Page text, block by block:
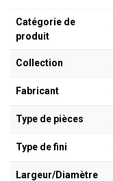
Catégorie de
produit
Collection
Fabricant
Type de pièces
Type de fini
Largeur/Diamètre